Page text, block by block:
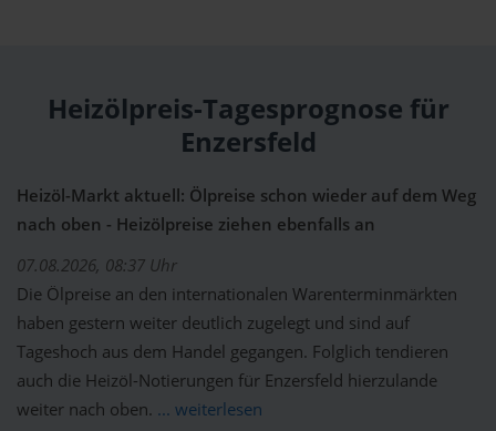
Heizölpreis-Tagesprognose für
Enzersfeld
Heizöl-Markt aktuell: Ölpreise schon wieder auf dem Weg
nach oben - Heizölpreise ziehen ebenfalls an
07.08.2026, 08:37 Uhr
Die Ölpreise an den internationalen Warenterminmärkten
haben gestern weiter deutlich zugelegt und sind auf
Tageshoch aus dem Handel gegangen. Folglich tendieren
auch die Heizöl-Notierungen für Enzersfeld hierzulande
weiter nach oben. ... weiterlesen